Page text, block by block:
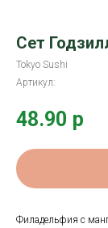
Сет
Tokyo Sushi
Артикул:
48.90 р
Филадельфия с